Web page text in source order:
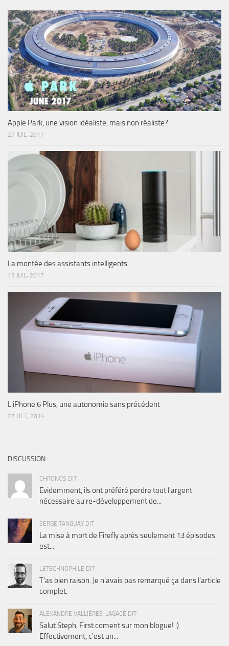
Apple Park, une vision idéaliste, mais non réaliste?
27 JUIL, 2017
La montée des assistants intelligents
13 JUIL, 2017
L’iPhone 6 Plus, une autonomie sans précédent
27 OCT, 2014
DISCUSSION
CHRONOS DIT
Evidemment, ils ont préféré perdre tout l'argent
nécessaire au re-développement de...
SERGE TANGUAY DIT
La mise à mort de Firefly après seulement 13 épisodes
est...
LETECHNOPHILE DIT
T'as bien raison. Je n'avais pas remarqué ça dans l'article
complet.
ALEXANDRE VALLIÈRES-LAGACÉ DIT
Salut Steph, First coment sur mon blogue! :)
Effectivement, c'est un...